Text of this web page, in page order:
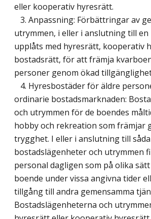
eller kooperativ hyresrätt.
3. Anpassning: Förbättringar av
utrymmen, i eller i anslutning till en
upplåts med hyresrätt, kooperativ
bostadsrätt, för att främja
personer genom ökad
4. Hyresbostäder för äldre
ordinarie bostadsmarknaden:
och utrymmen för de boendes
hobby och rekreation som främjar
trygghet. I eller i anslutning till
bostadslägenheter och utrymmen
personal dagligen som på olika
boende under vissa angivna tider
tillgång till andra gemensamma
Bostadslägenheterna och